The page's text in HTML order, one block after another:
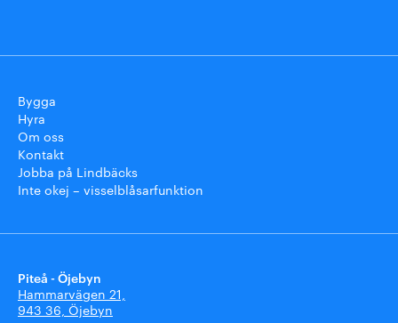
Bygga
Hyra
Om oss
Kontakt
Jobba på Lindbäcks
Inte okej – visselblåsarfunktion
Piteå - Öjebyn
Hammarvägen 21,
943 36, Öjebyn